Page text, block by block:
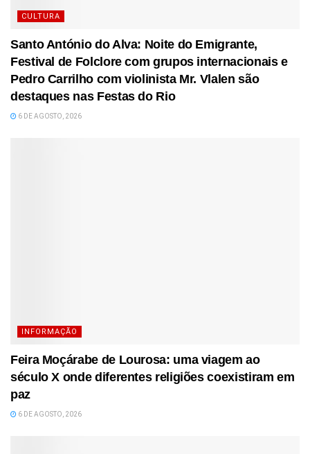
CULTURA
Santo António do Alva: Noite do Emigrante,
Festival de Folclore com grupos internacionais e
Pedro Carrilho com violinista Mr. Vlalen são
destaques nas Festas do Rio
6 DE AGOSTO, 2026
INFORMAÇÃO
Feira Moçárabe de Lourosa: uma viagem ao
século X onde diferentes religiões coexistiram em
paz
6 DE AGOSTO, 2026